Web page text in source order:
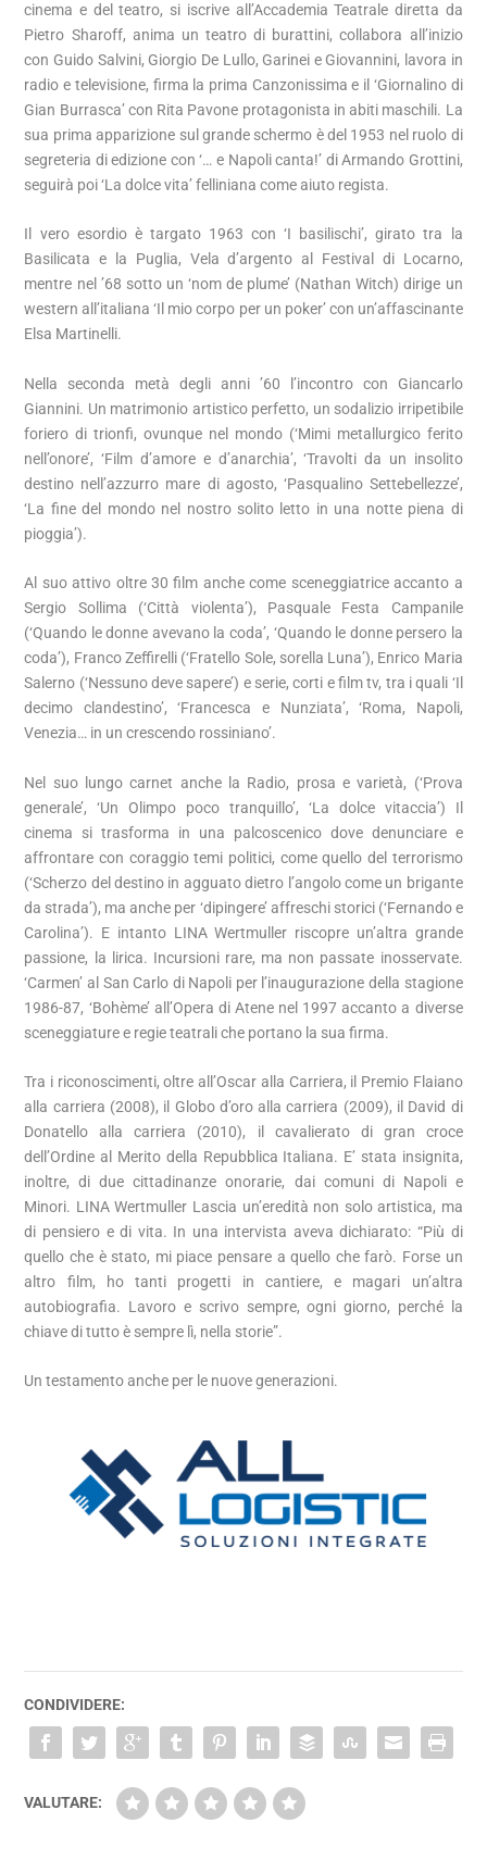
cinema e del teatro, si iscrive all’Accademia Teatrale diretta da
Pietro Sharoff, anima un teatro di burattini, collabora all’inizio
con Guido Salvini, Giorgio De Lullo, Garinei e Giovannini, lavora in
radio e televisione, firma la prima Canzonissima e il ‘Giornalino di
Gian Burrasca’ con Rita Pavone protagonista in abiti maschili. La
sua prima apparizione sul grande schermo è del 1953 nel ruolo di
segreteria di edizione con ‘… e Napoli canta!’ di Armando Grottini,
seguirà poi ‘La dolce vita’ felliniana come aiuto regista.
Il vero esordio è targato 1963 con ‘I basilischi’, girato tra la
Basilicata e la Puglia, Vela d’argento al Festival di Locarno,
mentre nel ’68 sotto un ‘nom de plume’ (Nathan Witch) dirige un
western all’italiana ‘Il mio corpo per un poker’ con un’affascinante
Elsa Martinelli.
Nella seconda metà degli anni ’60 l’incontro con Giancarlo
Giannini. Un matrimonio artistico perfetto, un sodalizio irripetibile
foriero di trionfi, ovunque nel mondo (‘Mimi metallurgico ferito
nell’onore’, ‘Film d’amore e d’anarchia’, ‘Travolti da un insolito
destino nell’azzurro mare di agosto, ‘Pasqualino Settebellezze’,
‘La fine del mondo nel nostro solito letto in una notte piena di
pioggia’).
Al suo attivo oltre 30 film anche come sceneggiatrice accanto a
Sergio Sollima (‘Città violenta’), Pasquale Festa Campanile
(‘Quando le donne avevano la coda’, ‘Quando le donne persero la
coda’), Franco Zeffirelli (‘Fratello Sole, sorella Luna’), Enrico Maria
Salerno (‘Nessuno deve sapere’) e serie, corti e film tv, tra i quali ‘Il
decimo clandestino’, ‘Francesca e Nunziata’, ‘Roma, Napoli,
Venezia… in un crescendo rossiniano’.
Nel suo lungo carnet anche la Radio, prosa e varietà, (‘Prova
generale’, ‘Un Olimpo poco tranquillo’, ‘La dolce vitaccia’) Il
cinema si trasforma in una palcoscenico dove denunciare e
affrontare con coraggio temi politici, come quello del terrorismo
(‘Scherzo del destino in agguato dietro l’angolo come un brigante
da strada’), ma anche per ‘dipingere’ affreschi storici (‘Fernando e
Carolina’). E intanto LINA Wertmuller riscopre un’altra grande
passione, la lirica. Incursioni rare, ma non passate inosservate.
‘Carmen’ al San Carlo di Napoli per l’inaugurazione della stagione
1986-87, ‘Bohème’ all’Opera di Atene nel 1997 accanto a diverse
sceneggiature e regie teatrali che portano la sua firma.
Tra i riconoscimenti, oltre all’Oscar alla Carriera, il Premio Flaiano
alla carriera (2008), il Globo d’oro alla carriera (2009), il David di
Donatello alla carriera (2010), il cavalierato di gran croce
dell’Ordine al Merito della Repubblica Italiana. E’ stata insignita,
inoltre, di due cittadinanze onorarie, dai comuni di Napoli e
Minori. LINA Wertmuller Lascia un’eredità non solo artistica, ma
di pensiero e di vita. In una intervista aveva dichiarato: “Più di
quello che è stato, mi piace pensare a quello che farò. Forse un
altro film, ho tanti progetti in cantiere, e magari un’altra
autobiografia. Lavoro e scrivo sempre, ogni giorno, perché la
chiave di tutto è sempre lì, nella storie”.
Un testamento anche per le nuove generazioni.
CONDIVIDERE:
VALUTARE: